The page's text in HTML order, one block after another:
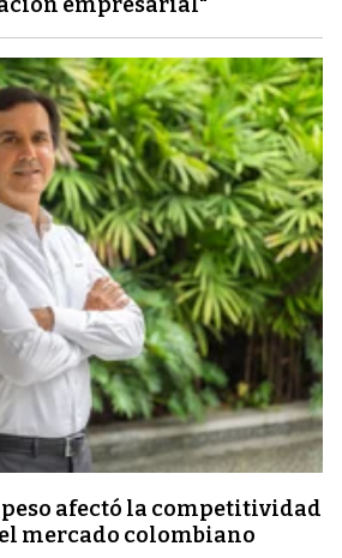
afectó la competitividad
mercado colombiano